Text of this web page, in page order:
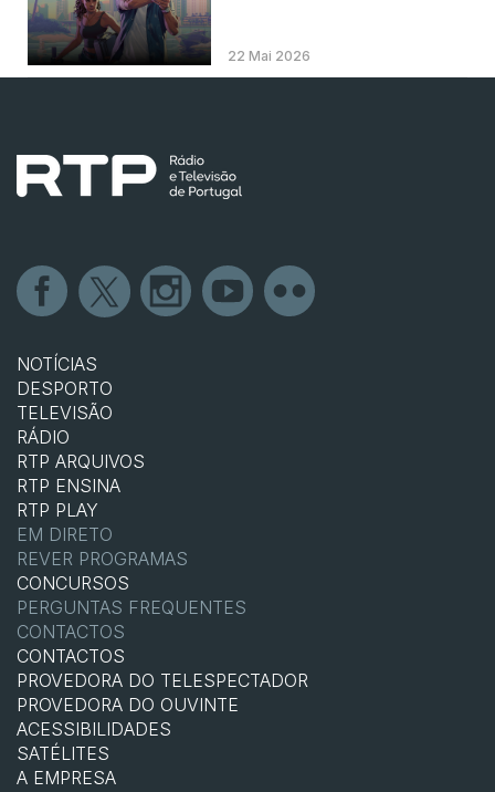
22 Mai 2026
NOTÍCIAS
DESPORTO
TELEVISÃO
RÁDIO
RTP ARQUIVOS
RTP ENSINA
RTP PLAY
EM DIRETO
REVER PROGRAMAS
CONCURSOS
PERGUNTAS FREQUENTES
CONTACTOS
CONTACTOS
PROVEDORA DO TELESPECTADOR
PROVEDORA DO OUVINTE
ACESSIBILIDADES
SATÉLITES
A EMPRESA